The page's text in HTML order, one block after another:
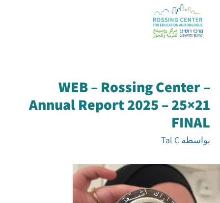
WEB – Rossing Center –
Annual Report 2025 – 25×21
FINAL
بواسطة Tal C